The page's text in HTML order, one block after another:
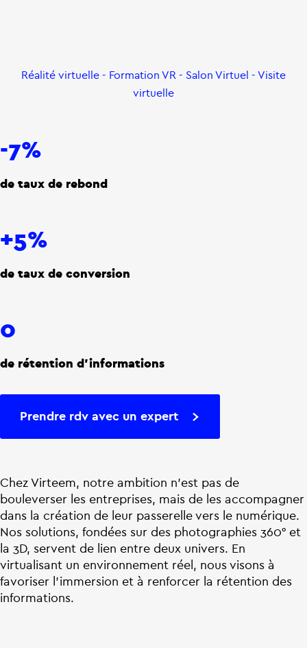
Réalité virtuelle - Formation VR - Salon Virtuel - Visite
virtuelle
-7%
de taux de rebond
+5%
de taux de conversion
0
de rétention d'informations
Prendre rdv avec un expert
Chez Virteem, notre ambition n’est pas de
bouleverser les entreprises, mais de les accompagner
dans la création de leur passerelle vers le numérique.
Nos solutions, fondées sur des photographies 360° et
la 3D, servent de lien entre deux univers. En
virtualisant un environnement réel, nous visons à
favoriser l’immersion et à renforcer la rétention des
informations.